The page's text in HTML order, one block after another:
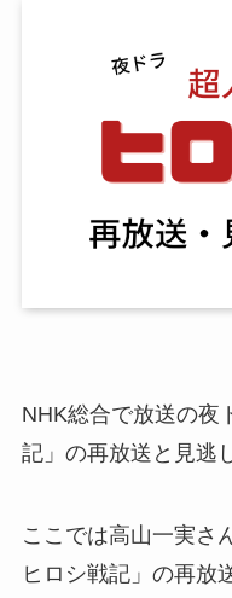
NHK総合で放送の夜
記」の再放送と見逃
ここでは高山一実さ
ヒロシ戦記」の再放